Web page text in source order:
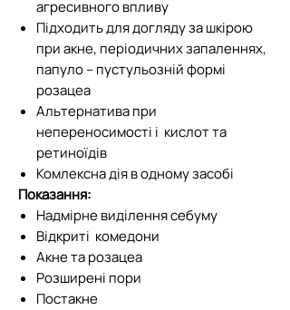
агресивного впливу
Підходить для догляду за шкірою
при акне, періодичних запаленнях,
папуло – пустульозній формі
розацеа
Альтернатива при
непереносимості і кислот та
ретиноїдів
Комлексна дія в одному засобі
Показання:
Надмірне виділення себуму
Відкриті комедони
Акне та розацеа
Розширені пори
Постакне